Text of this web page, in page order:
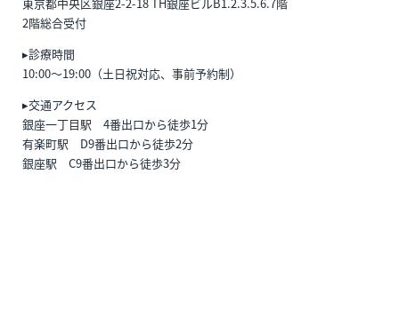
2階総合受付
▸診療時間
10:00〜19:00（土日祝対応、事前予約制）
▸交通アクセス
銀座一丁目駅 4番出口から徒歩1分
有楽町駅 D9番出口から徒歩2分
銀座駅 C9番出口から徒歩3分